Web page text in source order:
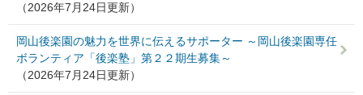
（2026年7月24日更新）
岡山後楽園の魅力を世界に伝えるサポーター ～岡山後楽園専任
ボランティア「後楽塾」第２２期生募集～
（2026年7月24日更新）